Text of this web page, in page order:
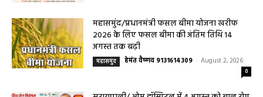
बसना हेमंत वैष्णव 9131614309 - August 2, 2026
महासमुंद/प्रधानमंत्री फसल बीमा योजना खरीफ